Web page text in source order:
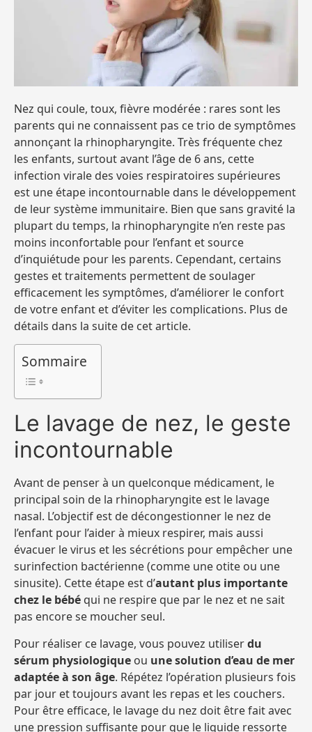
Nez qui coule, toux, fièvre modérée : rares sont les
parents qui ne connaissent pas ce trio de symptômes
annonçant la rhinopharyngite. Très fréquente chez
les enfants, surtout avant l’âge de 6 ans, cette
infection virale des voies respiratoires supérieures
est une étape incontournable dans le développement
de leur système immunitaire. Bien que sans gravité la
plupart du temps, la rhinopharyngite n’en reste pas
moins inconfortable pour l’enfant et source
d’inquiétude pour les parents. Cependant, certains
gestes et traitements permettent de soulager
efficacement les symptômes, d’améliorer le confort
de votre enfant et d’éviter les complications. Plus de
détails dans la suite de cet article.
Sommaire
Le lavage de nez, le geste
incontournable
Avant de penser à un quelconque médicament, le
principal soin de la rhinopharyngite est le lavage
nasal. L’objectif est de décongestionner le nez de
l’enfant pour l’aider à mieux respirer, mais aussi
évacuer le virus et les sécrétions pour empêcher une
surinfection bactérienne (comme une otite ou une
sinusite). Cette étape est d’autant plus importante
chez le bébé qui ne respire que par le nez et ne sait
pas encore se moucher seul.
Pour réaliser ce lavage, vous pouvez utiliserdu
sérum physiologique ou une solution d’eau de mer
adaptée à son âge. Répétez l’opération plusieurs fois
par jour et toujours avant les repas et les couchers.
Pour être efficace, le lavage du nez doit être fait avec
une pression suffisante pour que le liquide ressorte